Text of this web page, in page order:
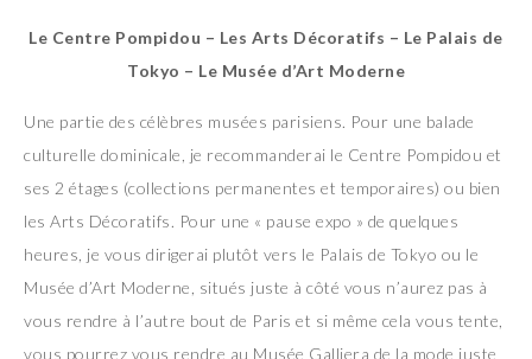
Le Centre Pompidou – Les Arts Décoratifs – Le Palais de
Tokyo – Le Musée d’Art Moderne
Une partie des célèbres musées parisiens. Pour une balade
culturelle dominicale, je recommanderai le Centre Pompidou et
ses 2 étages (collections permanentes et temporaires) ou bien
les Arts Décoratifs. Pour une « pause expo » de quelques
heures, je vous dirigerai plutôt vers le Palais de Tokyo ou le
Musée d’Art Moderne, situés juste à côté vous n’aurez pas à
vous rendre à l’autre bout de Paris et si même cela vous tente,
vous pourrez vous rendre au Musée Galliera de la mode juste